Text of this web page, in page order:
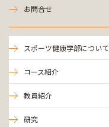
お問合せ
スポーツ健康学部について
コース紹介
教員紹介
研究